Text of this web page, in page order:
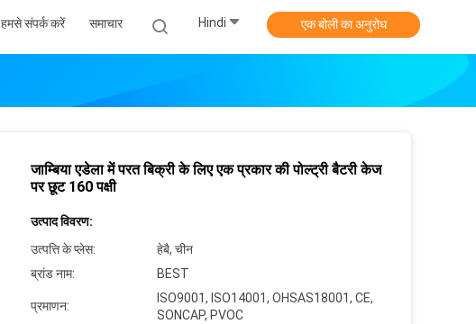
हमसे संपर्क करें समाचार Hindi एक बोली का अनुरोध
जाम्बिया एडेला में परत बिक्री के लिए एक प्रकार की पोल्ट्री बैटरी केज
पर छूट 160 पक्षी
उत्पाद विवरण:
उत्पत्ति के प्लेस:
हेबै, चीन
ब्रांड नाम:
BEST
प्रमाणन:
ISO9001, ISO14001, OHSAS18001, CE,
SONCAP, PVOC